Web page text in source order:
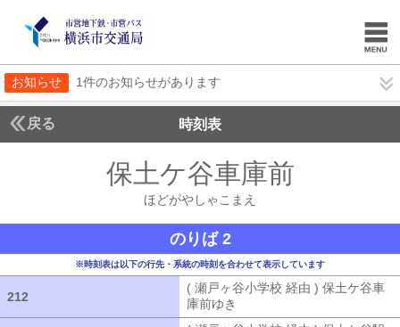
お知らせ 1件のお知らせがあります
戻る 時刻表
保土ケ谷車庫前
ほどがやしゃこまえ
のりば 2
※時刻表は以下の行先・系統の時刻を合わせて表示しています
212
( 瀬戸ヶ谷小学校 経由 ) 保土ケ谷車
庫前ゆき